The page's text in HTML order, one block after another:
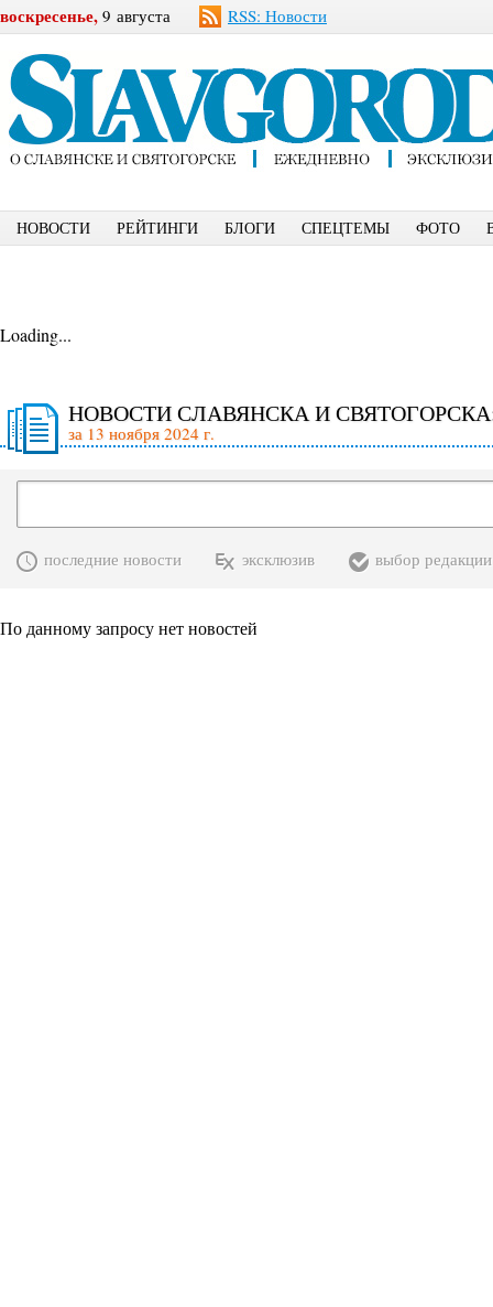
воскресенье, 9 августа RSS: Новости
НОВОСТИ РЕЙТИНГИ БЛОГИ СПЕЦТЕМЫ ФОТО
Loading...
НОВОСТИ СЛАВЯНСКА И
за 13 ноября 2024 г.
последние новости эксклюзив выбор редакции
По данному запросу нет новостей